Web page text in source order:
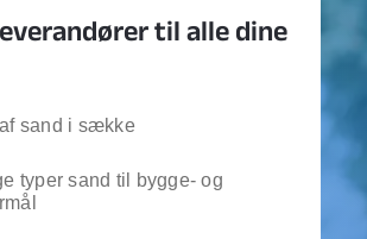
af køkken
af hjemme netværk
til alle dine
sand i sække
typer sand til bygge- og